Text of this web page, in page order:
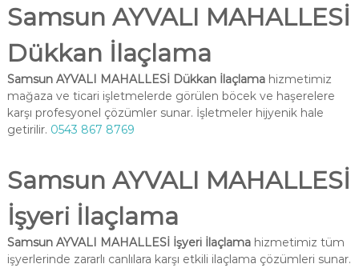
Samsun AYVALI MAHALLESİ
Dükkan İlaçlama
Samsun AYVALI MAHALLESİ Dükkan İlaçlamahizmetimiz
mağaza ve ticari işletmelerde görülen böcek ve haşerelere
karşı profesyonel çözümler sunar. İşletmeler hijyenik hale
getirilir. 0543 867 8769
Samsun AYVALI MAHALLESİ
İşyeri İlaçlama
Samsun AYVALI MAHALLESİ İşyeri İlaçlamahizmetimiz tüm
işyerlerinde zararlı canlılara karşı etkili ilaçlama çözümleri sunar.